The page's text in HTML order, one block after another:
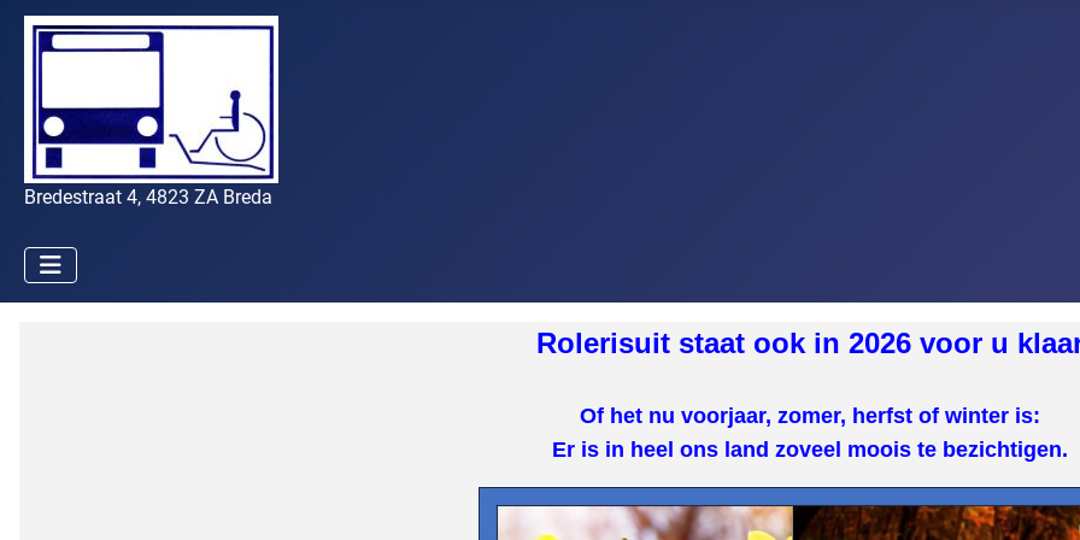
Bredestraat 4, 4823 ZA Breda
Rolerisuit staat ook in 2026 voor u
Of het nu voorjaar, zomer, herfst of winter is:
Er is in heel ons land zoveel moois te bezichtigen.